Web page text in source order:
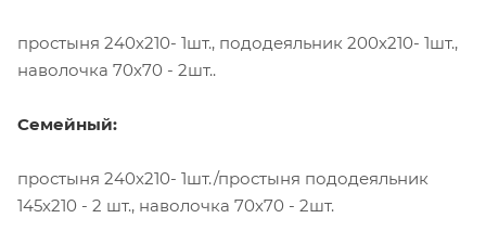
простыня 240х210- 1шт., пододеяльник 200х210- 1шт.,
наволочка 70х70 - 2шт..
Семейный:
простыня 240х210- 1шт./простыня пододеяльник
145х210 - 2 шт., наволочка 70х70 - 2шт.